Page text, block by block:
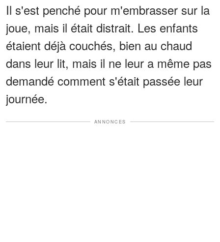
Il s'est penché pour m'embrasser sur la
joue, mais il était distrait. Les enfants
étaient déjà couchés, bien au chaud
dans leur lit, mais il ne leur a même pas
demandé comment s'était passée leur
journée.
ANNONCES